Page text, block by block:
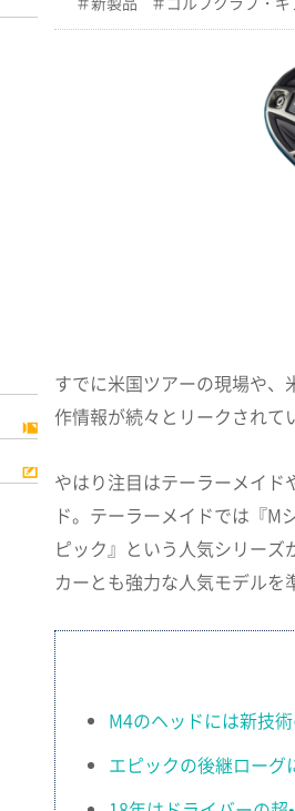
すでに米国ツアーの現場や
作情報が続々とリークされて
やはり注目はテーラーメイ
ド。テーラーメイドでは『M
ピック』という人気シリー
カーとも強力な人気モデルを
M4のヘッドには新技
エピックの後継ローグ